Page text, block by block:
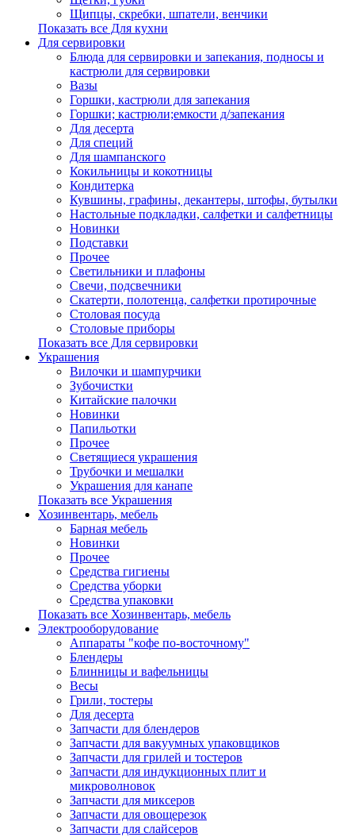
Щипцы, скребки, шпатели, венчики
Показать все Для кухни
Для сервировки
Блюда для сервировки и запекания, подносы и
кастрюли для сервировки
Вазы
Горшки, кастрюли для запекания
Горшки; кастрюли;емкости д/запекания
Для десерта
Для специй
Для шампанского
Кокильницы и кокотницы
Кондитерка
Кувшины, графины, декантеры, штофы, бутылки
Настольные подкладки, салфетки и салфетницы
Новинки
Подставки
Прочее
Светильники и плафоны
Свечи, подсвечники
Скатерти, полотенца, салфетки протирочные
Столовая посуда
Столовые приборы
Показать все Для сервировки
Украшения
Вилочки и шампурчики
Зубочистки
Китайские палочки
Новинки
Папильотки
Прочее
Светящиеся украшения
Трубочки и мешалки
Украшения для канапе
Показать все Украшения
Хозинвентарь, мебель
Барная мебель
Новинки
Прочее
Средства гигиены
Средства уборки
Средства упаковки
Показать все Хозинвентарь, мебель
Электрооборудование
Аппараты "кофе по-восточному"
Блендеры
Блинницы и вафельницы
Весы
Грили, тостеры
Для десерта
Запчасти для блендеров
Запчасти для вакуумных упаковщиков
Запчасти для грилей и тостеров
Запчасти для индукционных плит и
микроволновок
Запчасти для миксеров
Запчасти для овощерезок
Запчасти для слайсеров